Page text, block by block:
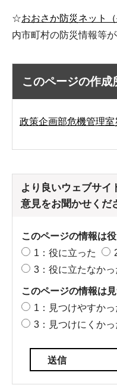
☆おおさか防災ネット
内市町村の防災情報等が
このページの作成
政策企画部危機管理
より良いウェブサイ
意見をお聞かせくだ
このページの情報は
1：役に立った
3：役に立たなかっ
このページの情報は
1：見つけやすかっ
3：見つけにくかっ